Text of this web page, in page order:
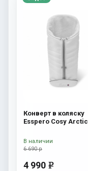
Конверт в коляску
Esspero Cosy Arctic
6 690 р
4 990 e
В наличии